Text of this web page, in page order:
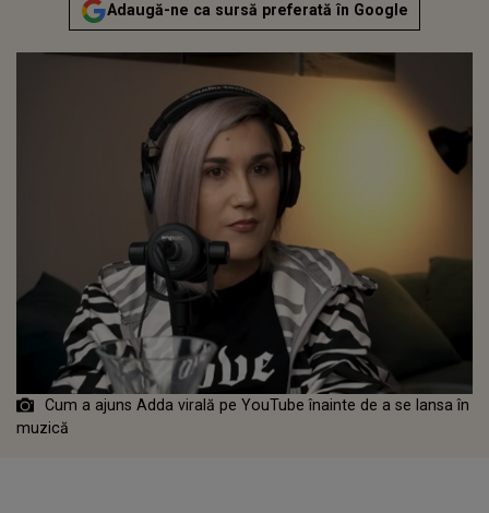
Adaugă-ne ca sursă preferată în Google
Cum a ajuns Adda virală pe YouTube înainte de a se lansa în
muzică